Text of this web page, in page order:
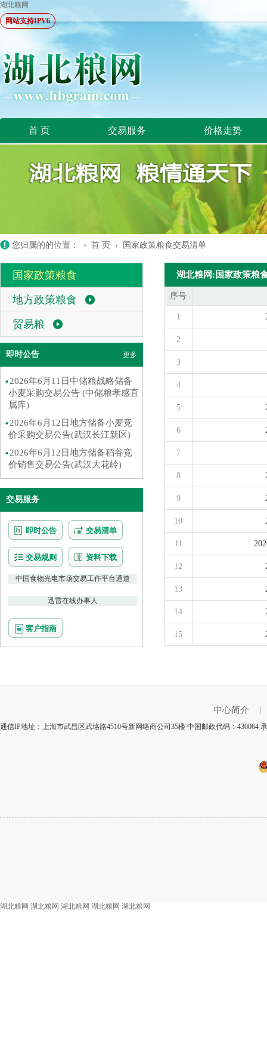
湖北粮网
网站支持IPV6
首 页 交易服务 价格走势
您归属的的位置： › 首 页 › 国家政策粮食交易清单
国家政策粮食
地方政策粮食
贸易粮
即时公告 更多
2026年6月11日中储粮战略储备
小麦采购交易公告 (中储粮孝感直
属库)
2026年6月12日地方储备小麦竞
价采购交易公告(武汉长江新区)
2026年6月12日地方储备稻谷竞
价销售交易公告(武汉大花岭)
交易服务
即时公告 交易清单
交易规则 资料下载
中国食物光电市场交易工作平台通道
迅雷在线办事人
客户指南
湖北粮网:国家政策粮
序号
1
2
3
4
5
6
7
8
9
10
11
12
13
14
15
中心简介
通信IP地址：上海市武昌区武珞路4510号新网络商公司35楼 中国邮政代码：430064
湖北粮网 湖北粮网 湖北粮网 湖北粮网 湖北粮网